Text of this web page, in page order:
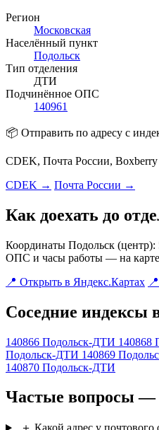
Регион
Московская
Населённый пункт
Подольск
Тип отделения
ДТИ
Подчинённое ОПС
140961
📦 Отправить по адресу с
CDEK, Почта России,
CDEK → Почта России →
Как доехать до
Координаты Подольск
ОПС и часы работы — на карте
📍 Открыть в Яндекс.Картах
Соседние индексы
140866 Подольск-ДТИ 140868
Подольск-ДТИ 140869
140870 Подольск-ДТИ
Частые вопросы —